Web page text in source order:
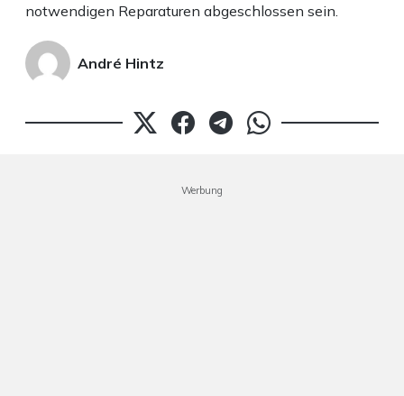
notwendigen Reparaturen abgeschlossen sein.
André Hintz
Werbung